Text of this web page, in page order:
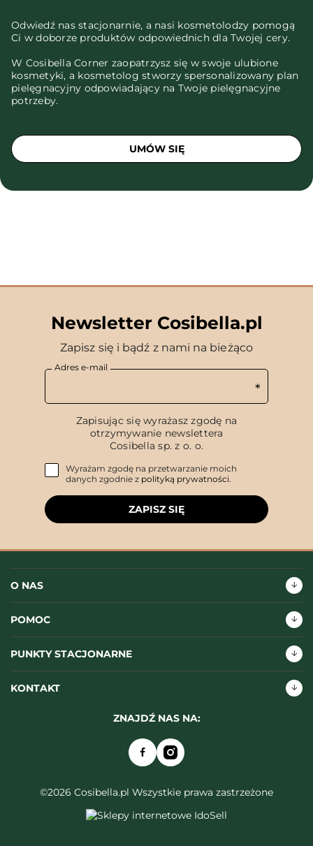
Odwiedź nas stacjonarnie, a nasi kosmetolodzy pomogą
Ci w doborze produktów odpowiednich dla Twojej cery.
W Cosibella Corner zaopatrzysz się w swoje ulubione
kosmetyki, a kosmetolog stworzy spersonalizowany plan
pielęgnacyjny odpowiadający na Twoje pielęgnacyjne
potrzeby.
UMÓW SIĘ
Newsletter Cosibella.pl
Zapisz się i bądź z nami na bieżąco
Adres e-mail
Zapisując się wyrażasz zgodę na
otrzymywanie newslettera
Cosibella sp. z o. o.
Wyrażam zgodę na przetwarzanie moich
danych zgodnie z polityką prywatności.
ZAPISZ SIĘ
O NAS
POMOC
PUNKTY STACJONARNE
KONTAKT
ZNAJDŹ NAS NA:
©2026 Cosibella.pl Wszystkie prawa zastrzeżone